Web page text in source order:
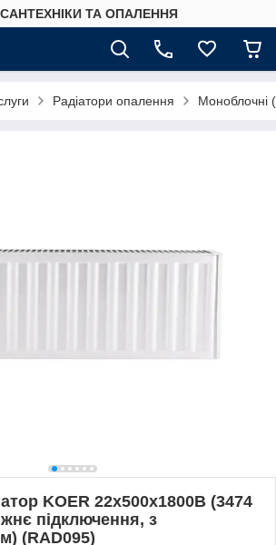
ТА ОПАЛЕННЯ
Радіатори опалення Моноблочні
KOER 22x500x1800B (3474
підключення, з
(RAD095)